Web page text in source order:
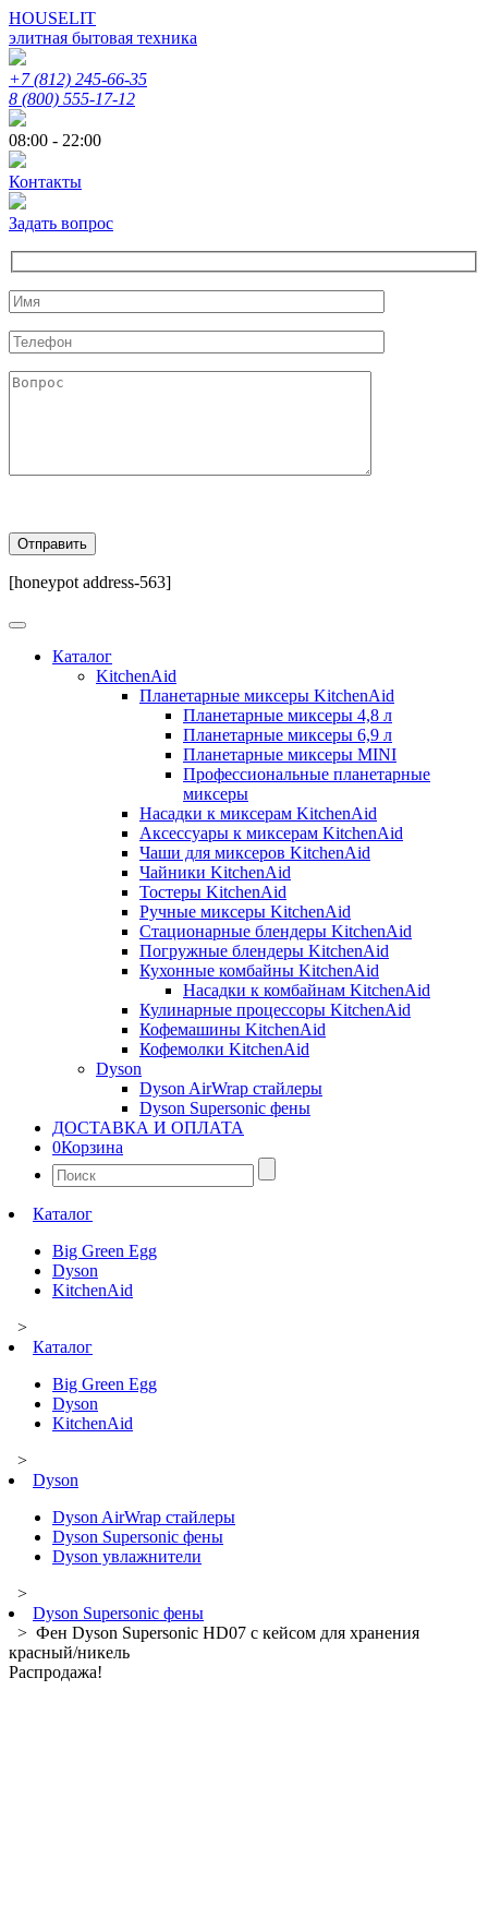
HOUSELIT
элитная бытовая техника
+7 (812) 245-66-35
8 (800) 555-17-12
08:00 - 22:00
Контакты
Задать вопрос
[honeypot address-563]
Каталог
KitchenAid
Планетарные миксеры KitchenAid
Планетарные миксеры 4,8 л
Планетарные миксеры 6,9 л
Планетарные миксеры MINI
Профессиональные планетарные
миксеры
Насадки к миксерам KitchenAid
Аксессуары к миксерам KitchenAid
Чаши для миксеров KitchenAid
Чайники KitchenAid
Тостеры KitchenAid
Ручные миксеры KitchenAid
Стационарные блендеры KitchenAid
Погружные блендеры KitchenAid
Кухонные комбайны KitchenAid
Насадки к комбайнам KitchenAid
Кулинарные процессоры KitchenAid
Кофемашины KitchenAid
Кофемолки KitchenAid
Dyson
Dyson AirWrap стайлеры
Dyson Supersonic фены
ДОСТАВКА И ОПЛАТА
0Корзина
Найти:
Каталог
Big Green Egg
Dyson
KitchenAid
>
Каталог
Big Green Egg
Dyson
KitchenAid
>
Dyson
Dyson AirWrap стайлеры
Dyson Supersonic фены
Dyson увлажнители
>
Dyson Supersonic фены
> Фен Dyson Supersonic HD07 с кейсом для хранения
красный/никель
Распродажа!